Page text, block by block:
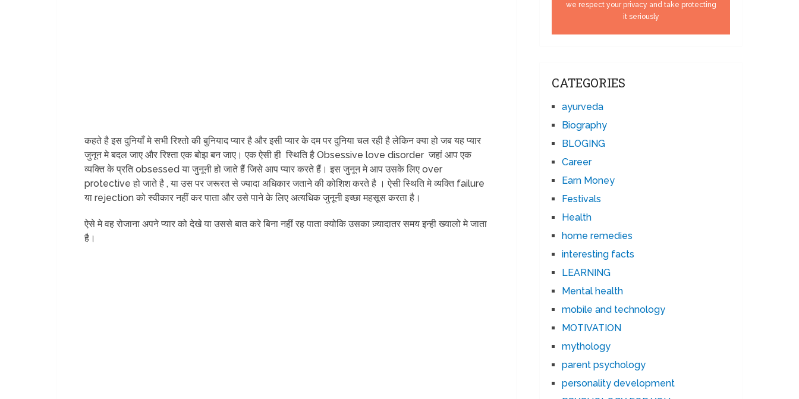
कहते है इस दुनियाँ मे सभी रिश्तो की बुनियाद प्यार है और इसी प्यार के दम पर दुनिया चल रही है लेकिन क्या हो जब यह प्यार
जुनून मे बदल जाए और रिश्ता एक बोझ बन जाए। एक ऐसी ही स्थिति है Obsessive love disorder जहां आप एक
व्यक्ति के प्रति obsessed या जुनूनी हो जाते हैं जिसे आप प्यार करते हैं। इस जुनून मे आप उसके लिए over
protective हो जाते है , या उस पर जरूरत से ज्यादा अधिकार जताने की कोशिश करते है । ऐसी स्थिति मे व्यक्ति failure
या rejection को स्वीकार नहीं कर पाता और उसे पाने के लिए अत्यधिक जुनूनी इच्छा महसूस करता है।
ऐसे मे वह रोजाना अपने प्यार को देखे या उससे बात करे बिना नहीं रह पाता क्योकि उसका ज़्यादातर समय इन्ही ख्यालो मे जाता
है।
we respect your privacy and take protecting
it seriously
CATEGORIES
ayurveda
Biography
BLOGING
Career
Earn Money
Festivals
Health
home remedies
interesting facts
LEARNING
Mental health
mobile and technology
MOTIVATION
mythology
parent psychology
personality development